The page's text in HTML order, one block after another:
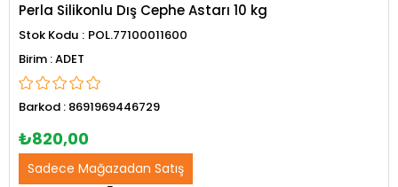
Perla Silikonlu Dış Cephe Astarı 10 kg
Stok Kodu
POL.77100011600
ADET
Barkod : 8691969446729
₺820,00
Sadece Mağazadan Satış